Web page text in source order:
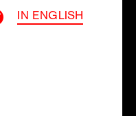
IN ENGLISH